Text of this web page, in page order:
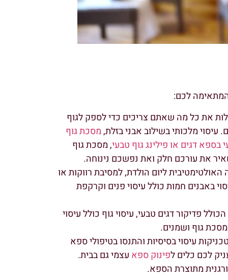
המתאימה לכם:
את כל מה שאתם צריכים כדי לספק לגוף
עיסוי מלכותי בשילוב אבני בזלת,מסכת גוף
בספא דגים או פילינג גוף טבעי, מסכת גוף
את עורכם חלק ואת נפשכם נינוחה.
ליום הולדת, למסיבת רווקות או
באבנים חמות כולל עיסוי פנים וקרקפת
פדיקור דגים טבעי, עיסוי גוף כולל עיסוי
מסכת גוף ושמנים.
עיסוי בסיסיות והתנסו בטיפולי ספא
לכם כלים לפינוק ספא עצמי גם בבית.
מתוצרת הספא.